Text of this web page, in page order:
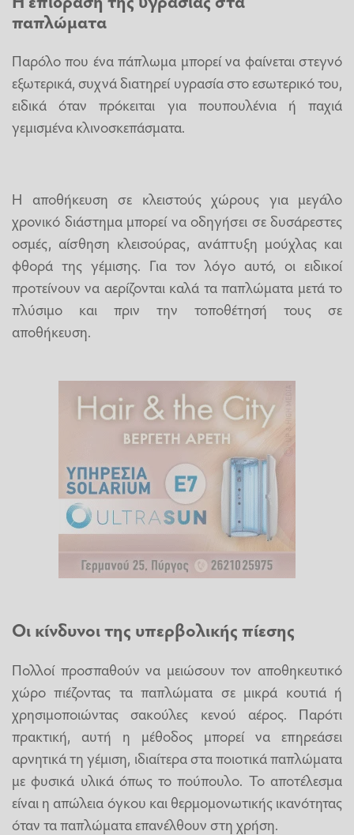
παπλώματα
Παρόλο που ένα πάπλωμα μπορεί να φαίνεται στεγνό
εξωτερικά, συχνά διατηρεί υγρασία στο εσωτερικό του,
ειδικά όταν πρόκειται για πουπουλένια ή παχιά
γεμισμένα κλινοσκεπάσματα.
Η αποθήκευση σε κλειστούς χώρους για μεγάλο
χρονικό διάστημα μπορεί να οδηγήσει σε δυσάρεστες
οσμές, αίσθηση κλεισούρας, ανάπτυξη μούχλας και
φθορά της γέμισης. Για τον λόγο αυτό, οι ειδικοί
προτείνουν να αερίζονται καλά τα παπλώματα μετά το
πλύσιμο και πριν την τοποθέτησή τους σε
αποθήκευση.
Οι κίνδυνοι της υπερβολικής πίεσης
Πολλοί προσπαθούν να μειώσουν τον αποθηκευτικό
χώρο πιέζοντας τα παπλώματα σε μικρά κουτιά ή
χρησιμοποιώντας σακούλες κενού αέρος. Παρότι
πρακτική, αυτή η μέθοδος μπορεί να επηρεάσει
αρνητικά τη γέμιση, ιδιαίτερα στα ποιοτικά παπλώματα
με φυσικά υλικά όπως το πούπουλο. Το αποτέλεσμα
είναι η απώλεια όγκου και θερμομονωτικής ικανότητας
όταν τα παπλώματα επανέλθουν στη χρήση.